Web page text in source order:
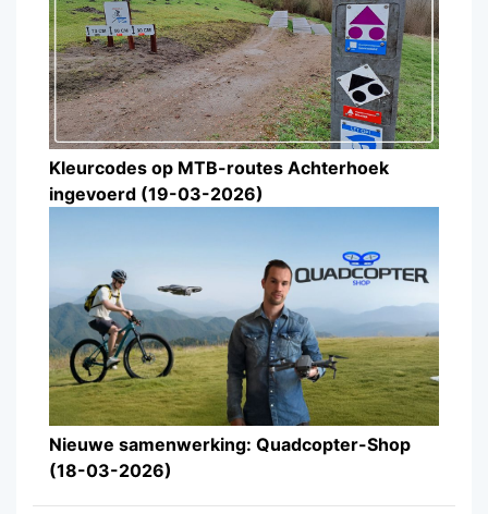
Kleurcodes op MTB-routes Achterhoek
ingevoerd (19-03-2026)
Nieuwe samenwerking: Quadcopter-Shop
(18-03-2026)